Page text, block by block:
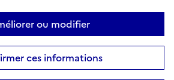
ou modifier
ces informations